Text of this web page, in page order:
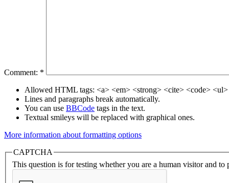
Comment: *
Allowed HTML tags: <a> <em> <strong> <cite> <code>
Lines and paragraphs break automatically.
You can use BBCode tags in the text.
Textual smileys will be replaced with graphical ones.
More information about formatting options
CAPTCHA
This question is for testing whether you are a human visitor and to